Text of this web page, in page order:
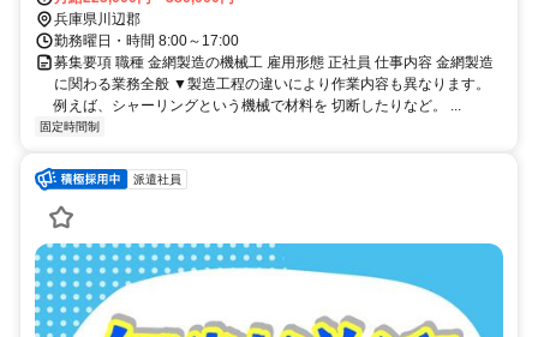
兵庫県川辺郡
勤務曜日・時間 8:00～17:00
募集要項 職種 金網製造の機械工 雇用形態 正社員 仕事内容 金網製造
に関わる業務全般 ▼製造工程の違いにより作業内容も異なります。
例えば、シャーリングという機械で材料を 切断したりなど。 ...
固定時間制
派遣社員